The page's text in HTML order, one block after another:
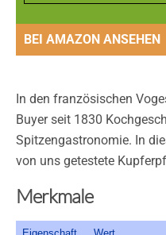
BEI AMAZON ANSEHEN
In den französischen
Buyer seit 1830
Spitzengastronomie. In
von uns getestete
Merkmale